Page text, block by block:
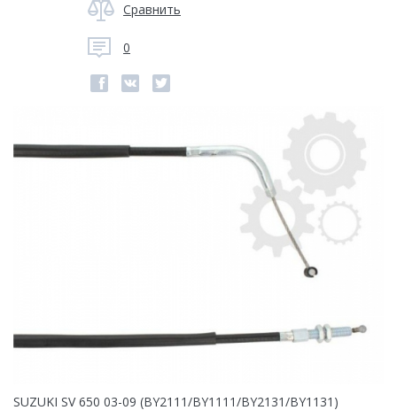
Сравнить
0
SUZUKI SV 650 03-09 (BY2111/BY1111/BY2131/BY1131)